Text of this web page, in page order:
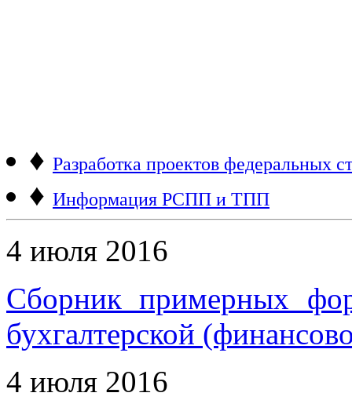
♦ Разработка проектов федеральных
♦ Информация РСПП и ТПП
4 июля 2016
Сборник примерных
бухгалтерской
4 июля 2016